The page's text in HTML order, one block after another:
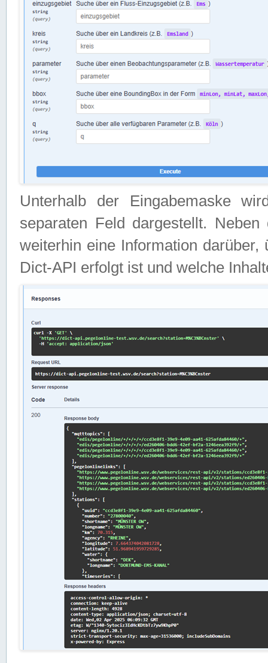
Unterhalb der Eingabemaske
separaten Feld dargestellt.
weiterhin eine Information
Dict-API erfolgt ist und welche